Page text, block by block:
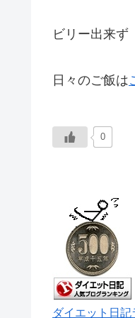
ビリー出来ず
日々のご飯は
0
ダイエット日